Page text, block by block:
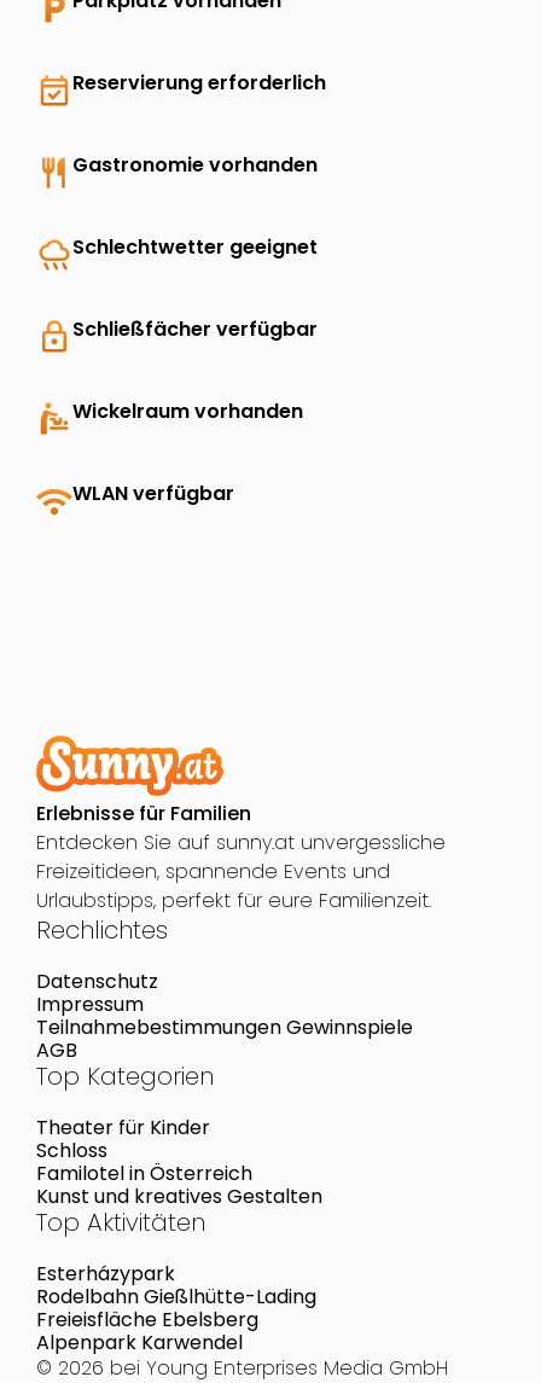
event_availableReservierung erforderlich
restaurant Gastronomie vorhanden
rainySchlechtwetter geeignet
lock Schließfächer verfügbar
baby_changing_stationWickelraum vorhanden
wifiWLAN verfügbar
Erlebnisse für Familien
Entdecken Sie auf sunny.at unvergessliche
Freizeitideen, spannende Events und
Urlaubstipps, perfekt für eure Familienzeit.
Rechlichtes
Datenschutz
Impressum
Teilnahmebestimmungen Gewinnspiele
AGB
Top Kategorien
Theater für Kinder
Schloss
Familotel in Österreich
Kunst und kreatives Gestalten
Top Aktivitäten
Esterházypark
Rodelbahn Gießlhütte-Lading
Freieisfläche Ebelsberg
Alpenpark Karwendel
© 2026 bei Young Enterprises Media GmbH